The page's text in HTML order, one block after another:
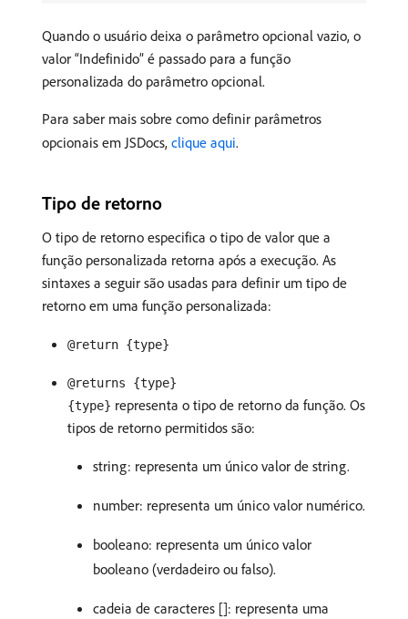
Quando o usuário deixa o parâmetro opcional vazio, o
valor “Indefinido” é passado para a função
personalizada do parâmetro opcional.
Para saber mais sobre como definir parâmetros
opcionais em JSDocs, clique aqui.
Tipo de retorno
O tipo de retorno especifica o tipo de valor que a
função personalizada retorna após a execução. As
sintaxes a seguir são usadas para definir um tipo de
retorno em uma função personalizada:
@return {type}
@returns {type}
{type} representa o tipo de retorno da função. Os
tipos de retorno permitidos são:
string: representa um único valor de string.
number: representa um único valor numérico.
booleano: representa um único valor
booleano (verdadeiro ou falso).
cadeia de caracteres []: representa uma